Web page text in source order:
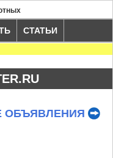
СТАТЬИ
ОБЪЯВЛЕНИЯ